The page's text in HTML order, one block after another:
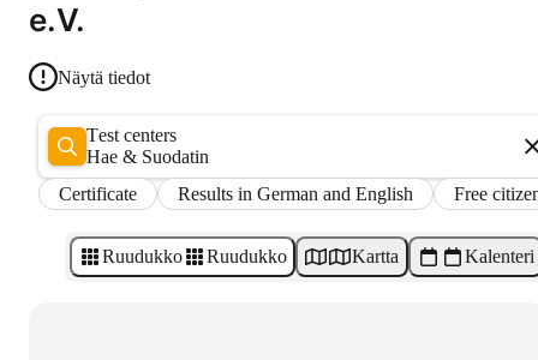
e.V.
Näytä tiedot
Test centers
Hae & Suodatin
Certificate
Results in German and English Free
Ruudukko Ruudukko Kartta Kalenteri